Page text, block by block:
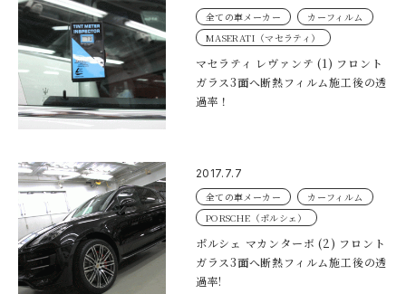
全ての車メーカー
カーフィルム
MASERATI（マセラティ）
マセラティ レヴァンテ (1) フロント
ガラス3面へ断熱フィルム施工後の透
過率！
2017.7.7
全ての車メーカー
カーフィルム
PORSCHE（ポルシェ）
ポルシェ マカンターボ (2) フロント
ガラス3面へ断熱フィルム施工後の透
過率!